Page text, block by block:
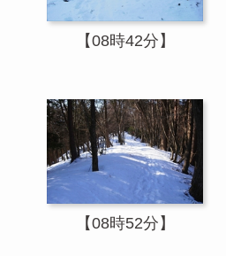
【08時42分】
【08時52分】